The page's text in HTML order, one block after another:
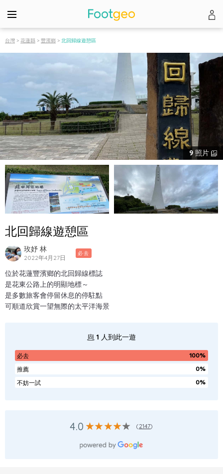
台灣 > 花蓮縣 > 豐濱鄉 > 北回歸線遊憩區
9 照片
北回歸線遊憩區
玫妤 林
2022年4月27日
必去
位於花蓮豐濱鄉的北回歸線標誌
是花東公路上的明顯地標～
是多數旅客會停留休息的停駐點
可順道欣賞一望無際的太平洋海景
1 人到此一遊
必去
100%
推薦
0%
不妨一試
0%
4.0 (2147)